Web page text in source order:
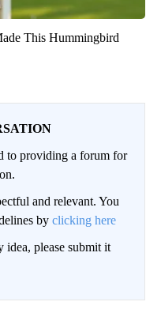
This Hummingbird
to providing a forum for
and relevant. You
by clicking here
please submit it